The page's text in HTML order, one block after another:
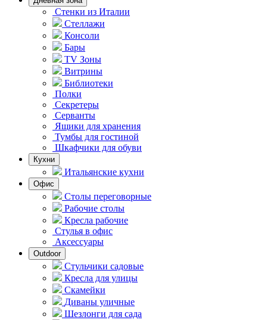
Стенки из Италии
Стеллажи
Консоли
Бары
TV Зоны
Витрины
Библиотеки
Полки
Секретеры
Серванты
Ящики для хранения
Тумбы для гостиной
Шкафчики для обуви
Кухни
Итальянские кухни
Офис
Столы переговорные
Рабочие столы
Кресла рабочие
Стулья в офис
Аксессуары
Outdoor
Стульчики садовые
Кресла для улицы
Скамейки
Диваны уличные
Шезлонги для сада